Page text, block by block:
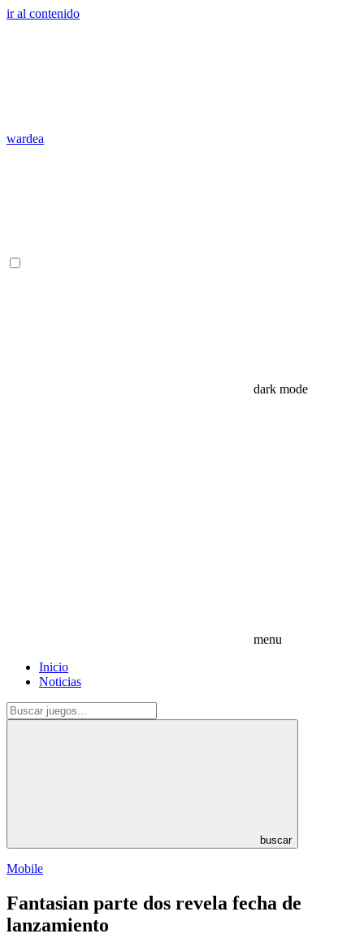
ir al contenido
wardea
dark mode
menu
Inicio
Noticias
buscar
Mobile
Fantasian parte dos revela fecha de
lanzamiento